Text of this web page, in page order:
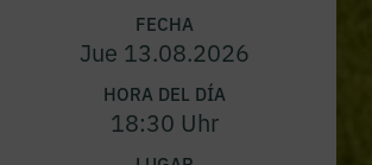
FECHA
Jue 13.08.2026
HORA DEL DÍA
18:30 Uhr